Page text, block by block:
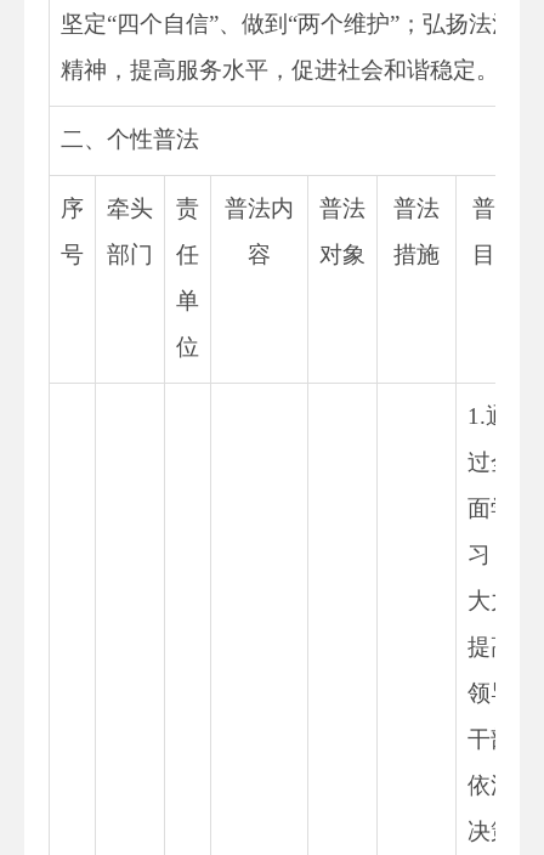
坚定“四个自信”、做到“两个维护”；弘扬法治
精神，提高服务水平，促进社会和谐稳定。
二、个性普法
序
号
牵头
部门
责
任
单
位
普法内
容
普法
对象
普法
措施
普法
目标
1.通
过全
面学
习，
大力
提高
领导
干部
依法
决策